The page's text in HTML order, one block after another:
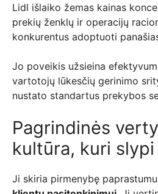
Lidl išlaiko žemas kainas
prekių ženklų ir operacijų
konkurentus adoptuoti
Jo poveikis užsieina
vartotojų lūkesčių gerinimo
nustato standartus prekybos
Pagrindinės
kultūra, kuri
Ji skiria pirmenybę